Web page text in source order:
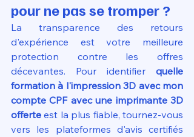
pour ne pas se tromper ?
La transparence des retours
d'expérience est votre meilleure
protection contre les offres
décevantes. Pour identifier quelle
formation à l'impression 3D avec mon
compte CPF avec une imprimante 3D
offerte est la plus fiable, tournez-vous
vers les plateformes d'avis certifiés